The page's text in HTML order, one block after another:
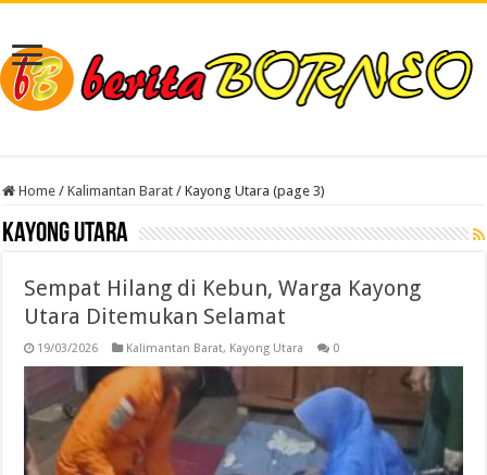
Home / Kalimantan Barat / Kayong Utara (page 3)
Kayong Utara
Sempat Hilang di Kebun, Warga Kayong
Utara Ditemukan Selamat
19/03/2026 Kalimantan Barat, Kayong Utara 0